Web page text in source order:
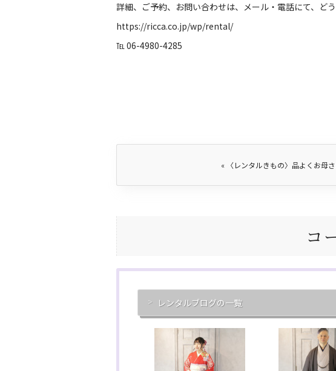
詳細、ご予約、お問い合わせは、メール・電話にて、どう
https://ricca.co.jp/wp/rental/
℡ 06-4980-4285
« 〈レンタルきもの〉品よくお母
コ
レンタルブログの一覧